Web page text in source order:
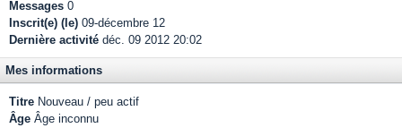
Messages 0
Inscrit(e) (le) 09-décembre 12
Dernière activité déc. 09 2012 20:02
Mes informations
Titre Nouveau / peu actif
Âge Âge inconnu